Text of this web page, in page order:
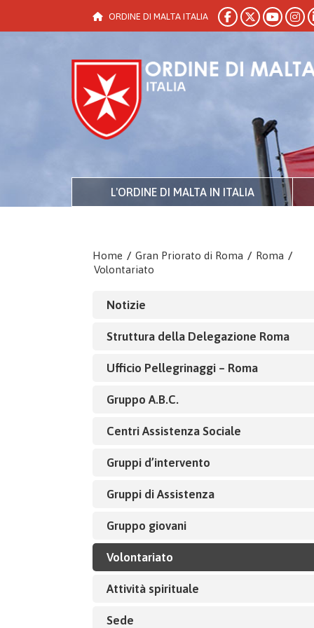
ORDINE DI MALTA ITALIA
L'ORDINE DI MALTA IN ITALIA
Home / Gran Priorato di Roma / Roma /
Volontariato
Notizie
Struttura della Delegazione Roma
Ufficio Pellegrinaggi – Roma
Gruppo A.B.C.
Centri Assistenza Sociale
Gruppi d’intervento
Gruppi di Assistenza
Gruppo giovani
Volontariato
Attività spirituale
Sede